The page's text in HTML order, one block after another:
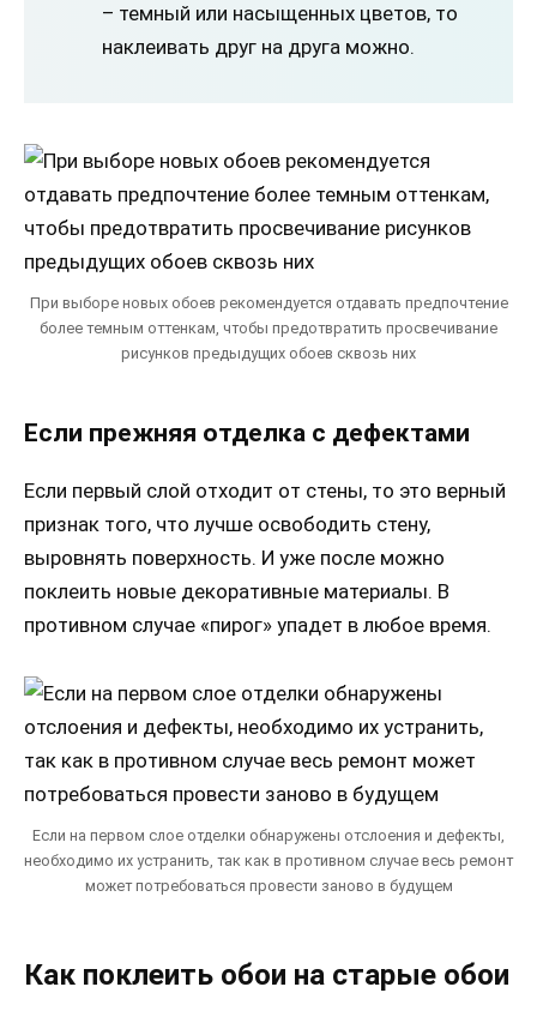
– темный или насыщенных цветов, то
наклеивать друг на друга можно.
При выборе новых обоев рекомендуется отдавать предпочтение
более темным оттенкам, чтобы предотвратить просвечивание
рисунков предыдущих обоев сквозь них
Если прежняя отделка с дефектами
Если первый слой отходит от стены, то это верный
признак того, что лучше освободить стену,
выровнять поверхность. И уже после можно
поклеить новые декоративные материалы. В
противном случае «пирог» упадет в любое время.
Если на первом слое отделки обнаружены отслоения и дефекты,
необходимо их устранить, так как в противном случае весь ремонт
может потребоваться провести заново в будущем
Как поклеить обои на старые обои